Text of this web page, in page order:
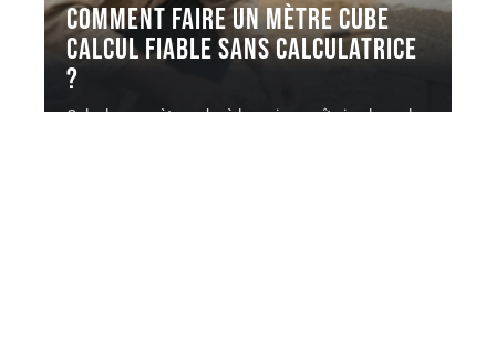
Comment faire un mètre cube
calcul fiable sans calculatrice
?
Calculer un mètre cube à la main paraît simple sur le